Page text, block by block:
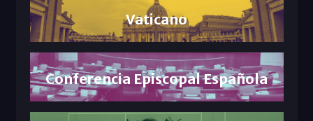
Vaticano
Conferencia Episcopal Española